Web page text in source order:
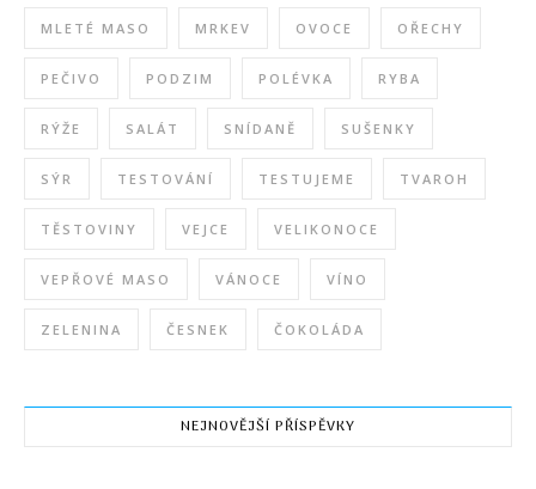
MLETÉ MASO MRKEV OVOCE OŘECHY
PEČIVO PODZIM POLÉVKA RYBA
RÝŽE SALÁT SNÍDANĚ SUŠENKY
SÝR TESTOVÁNÍ TESTUJEME TVAROH
TĚSTOVINY VEJCE VELIKONOCE
VEPŘOVÉ MASO VÁNOCE VÍNO
ZELENINA ČESNEK ČOKOLÁDA
NEJNOVĚJŠÍ PŘÍSPĚVKY